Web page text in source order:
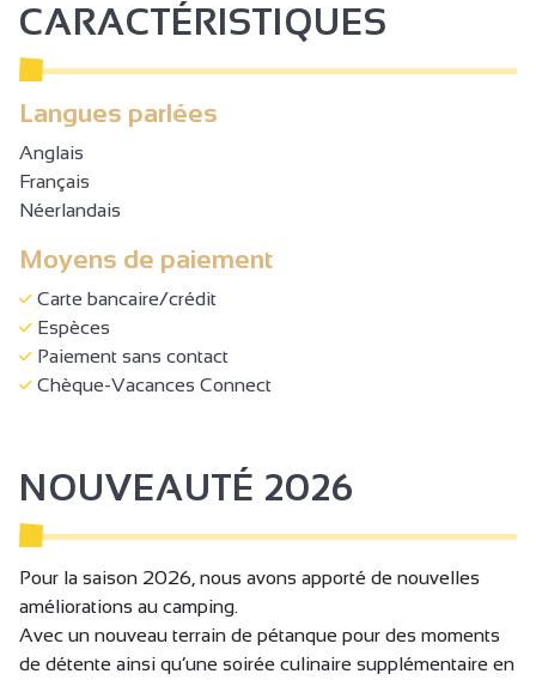
CARACTÉRISTIQUES
Langues parlées
Anglais
Français
Néerlandais
Moyens de paiement
Carte bancaire/crédit
Espèces
Paiement sans contact
Chèque-Vacances Connect
NOUVEAUTÉ 2026
Pour la saison 2026, nous avons apporté de nouvelles
améliorations au camping.
Avec un nouveau terrain de pétanque pour des moments
de détente ainsi qu’une soirée culinaire supplémentaire en